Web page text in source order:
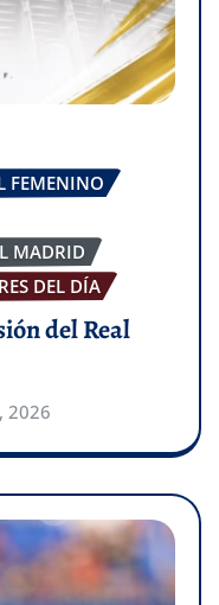
FEMENINO
MADRID
DEL DÍA
del Real
2026